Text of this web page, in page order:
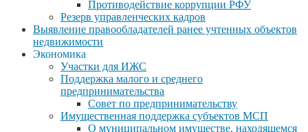
Противодействие коррупции РФУ
Резерв управленческих кадров
Выявление правообладателей ранее учтенных объектов
недвижимости
Экономика
Участки для ИЖС
Поддержка малого и среднего
предпринимательства
Совет по предпринимательству
Имущественная поддержка субъектов МСП
О муниципальном имуществе, находящемся